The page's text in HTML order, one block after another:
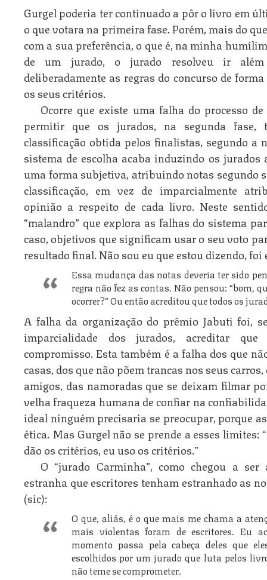
Gurgel poderia ter continuado a pôr o livro em
o que votara na primeira fase. Porém, mais do
com a sua preferência, o que é, na minha
de um jurado, o jurado resolveu ir
deliberadamente as regras do concurso de
os seus critérios.
Ocorre que existe uma falha do processo
permitir que os jurados, na segunda fase,
classificação obtida pelos finalistas, segundo a
sistema de escolha acaba induzindo os jurados
uma forma subjetiva, atribuindo notas segundo
classificação, em vez de imparcialmente
opinião a respeito de cada livro. Neste
“malandro” que explora as falhas do sistema
caso, objetivos que significam usar o seu voto
resultado final. Não sou eu que estou dizendo, foi
Essa mudança das notas deveria ter sido
regra não fez as contas. Não pensou: “bom,
ocorrer?” Ou então acreditou que todos os
A falha da organização do prêmio Jabuti foi,
imparcialidade dos jurados, acreditar
compromisso. Esta também é a falha dos que
casas, dos que não põem trancas nos seus
amigos, das namoradas que se deixam filmar
velha fraqueza humana de confiar na
ideal ninguém precisaria se preocupar, porque
ética. Mas Gurgel não se prende a esses limites:
dão os critérios, eu uso os critérios.”
O “jurado Carminha”, como chegou a
estranha que escritores tenham estranhado as
(sic):
O que, aliás, é o que mais me chama a
mais violentas foram de escritores. Eu
momento passa pela cabeça deles que
escolhidos por um jurado que luta pelos
não teme se comprometer.